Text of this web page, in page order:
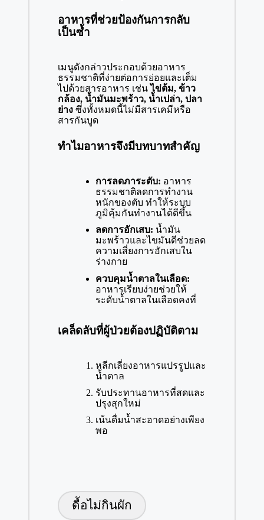
อาหารที่ช่วยป้องกันการกลับ
เป็นซ้ำ
เมนูดังกล่าวประกอบด้วยอาหาร
ธรรมชาติที่ง่ายต่อการย่อยและเต็ม
ไปด้วยสารอาหาร เช่นไข่ต้ม, ข้าว
กล้อง, น้ำมันมะพร้าว, น้ำเปล่า, ปลา
ย่างซึ่งทั้งหมดนี้ไม่มีสารเคมีหรือ
สารกันบูด
ทำไมอาหารจึงมีบทบาทสำคัญ
การลดภาระตับ: อาหาร
ธรรมชาติลดการทำงาน
หนักของตับ ทำให้ระบบ
ภูมิคุ้มกันทำงานได้ดีขึ้น
ลดการอักเสบ: น้ำมัน
มะพร้าวและไขมันดีช่วยลด
ความเสี่ยงการอักเสบใน
ร่างกาย
ควบคุมน้ำตาลในเลือด:
อาหารเรียบง่ายช่วยให้
ระดับน้ำตาลในเลือดคงที่
เคล็ดลับที่ผู้ป่วยต้องปฏิบัติตาม
หลีกเลี่ยงอาหารแปรรูปและ
น้ำตาล
รับประทานอาหารที่สดและ
ปรุงสุกใหม่
เน้นดื่มน้ำสะอาดอย่างเพียง
พอ
ดื้อไม่กินผัก